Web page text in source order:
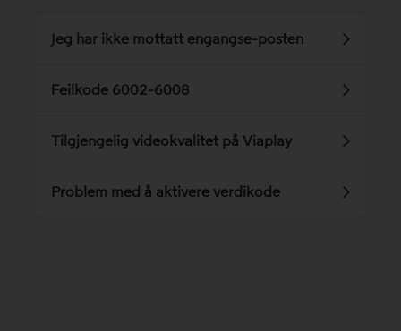
Jeg har ikke mottatt engangse-posten
Feilkode 6002-6008
Tilgjengelig videokvalitet på Viaplay
Problem med å aktivere verdikode